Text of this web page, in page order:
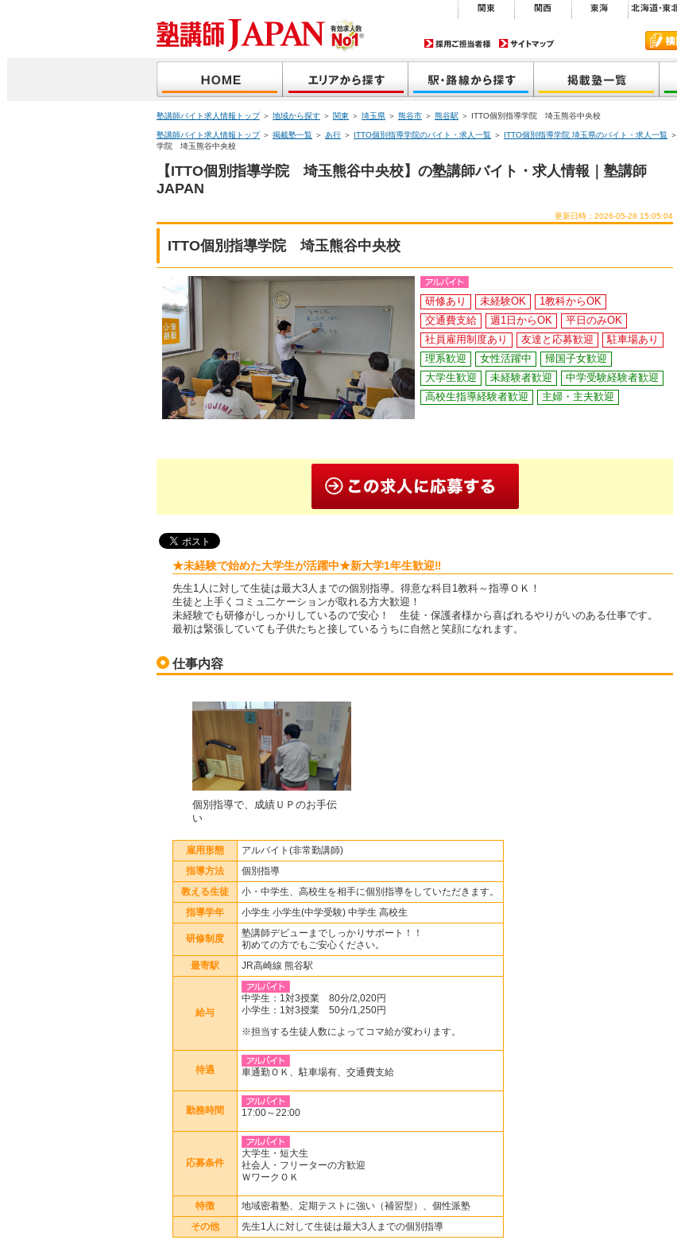
塾講師バイト求人情報トップ＞ 地域から探す ＞ 関東 ＞ 埼玉県 ＞ 熊谷市 ＞ 熊谷駅 ＞ ITTO個別指導学院 埼玉熊谷中央校
塾講師バイト求人情報トップ＞ 掲載塾一覧 ＞ あ行 ＞ ITTO個別指導学院のバイト・求人一覧 ＞ ITTO個別指導学院 埼玉県のバイト・求人一覧 ＞
学院 埼玉熊谷中央校
【ITTO個別指導学院 埼玉熊谷中央校】の塾講師バイト・求人情報｜塾講師
JAPAN
更新日時：2026-05-28 15:05:04
ITTO個別指導学院 埼玉熊谷中央校
研修あり 未経験OK
1教科からOK
交通費支給
週1日からOK
平日のみOK
社員雇用制度あり
友達と応募歓迎
駐車場あり
理系歓迎
女性活躍中
帰国子女歓迎
大学生歓迎
未経験者歓迎
中学受験経験者歓迎
高校生指導経験者歓迎
主婦・主夫歓迎
★未経験で始めた大学生が活躍中★新大学1年生歓迎‼
先生1人に対して生徒は最大3人までの個別指導。得意な科目1教科～指導ＯＫ！
生徒と上手くコミュ二ケーションが取れる方大歓迎！
未経験でも研修がしっかりしているので安心！ 生徒・保護者様から喜ばれるやりがいのある仕事です。
最初は緊張していても子供たちと接しているうちに自然と笑顔になれます。
仕事内容
個別指導で、成績ＵＰのお手伝
い
雇用形態 アルバイト(非常勤講師)
指導方法 個別指導
教える生徒 小・中学生、高校生を相手に個別指導をしていただきます。
指導学年 小学生 小学生(中学受験) 中学生 高校生
研修制度
塾講師デビューまでしっかりサポート！！
初めての方でもご安心ください。
最寄駅 JR高崎線 熊谷駅
給与
中学生：1対3授業 80分/2,020円
小学生：1対3授業 50分/1,250円
※担当する生徒人数によってコマ給が変わります。
待遇 車通勤ＯＫ、駐車場有、交通費支給
勤務時間 17:00～22:00
応募条件
大学生・短大生
社会人・フリーターの方歓迎
ＷワークＯＫ
特徴 地域密着塾、定期テストに強い（補習型）、個性派塾
その他 先生1人に対して生徒は最大3人までの個別指導